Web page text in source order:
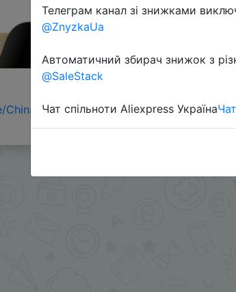
ChinaGoodBuy
Телеграм канал зі знижками
@ZnyzkaUa
Автоматичний збирач знижок з
@SaleStack
Чат спільноти Aliexpress Україна